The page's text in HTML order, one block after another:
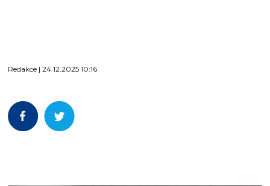
Redakce | 24.12.2025 10:16